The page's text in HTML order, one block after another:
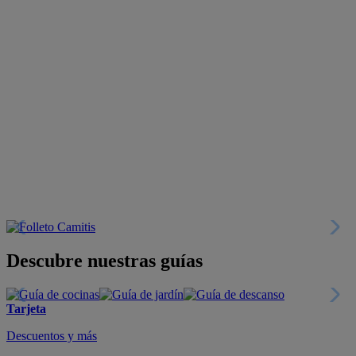
Descubre nuestras guías
Tarjeta
Descuentos y más